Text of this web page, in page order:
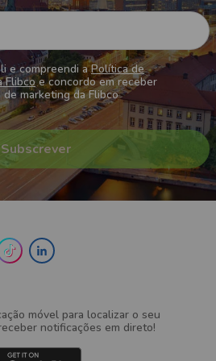
e compreendi aPolítica de
Flibcoe concordo em receber
de marketing da Flibco
móvel para localizar o seu
notificações em direto!